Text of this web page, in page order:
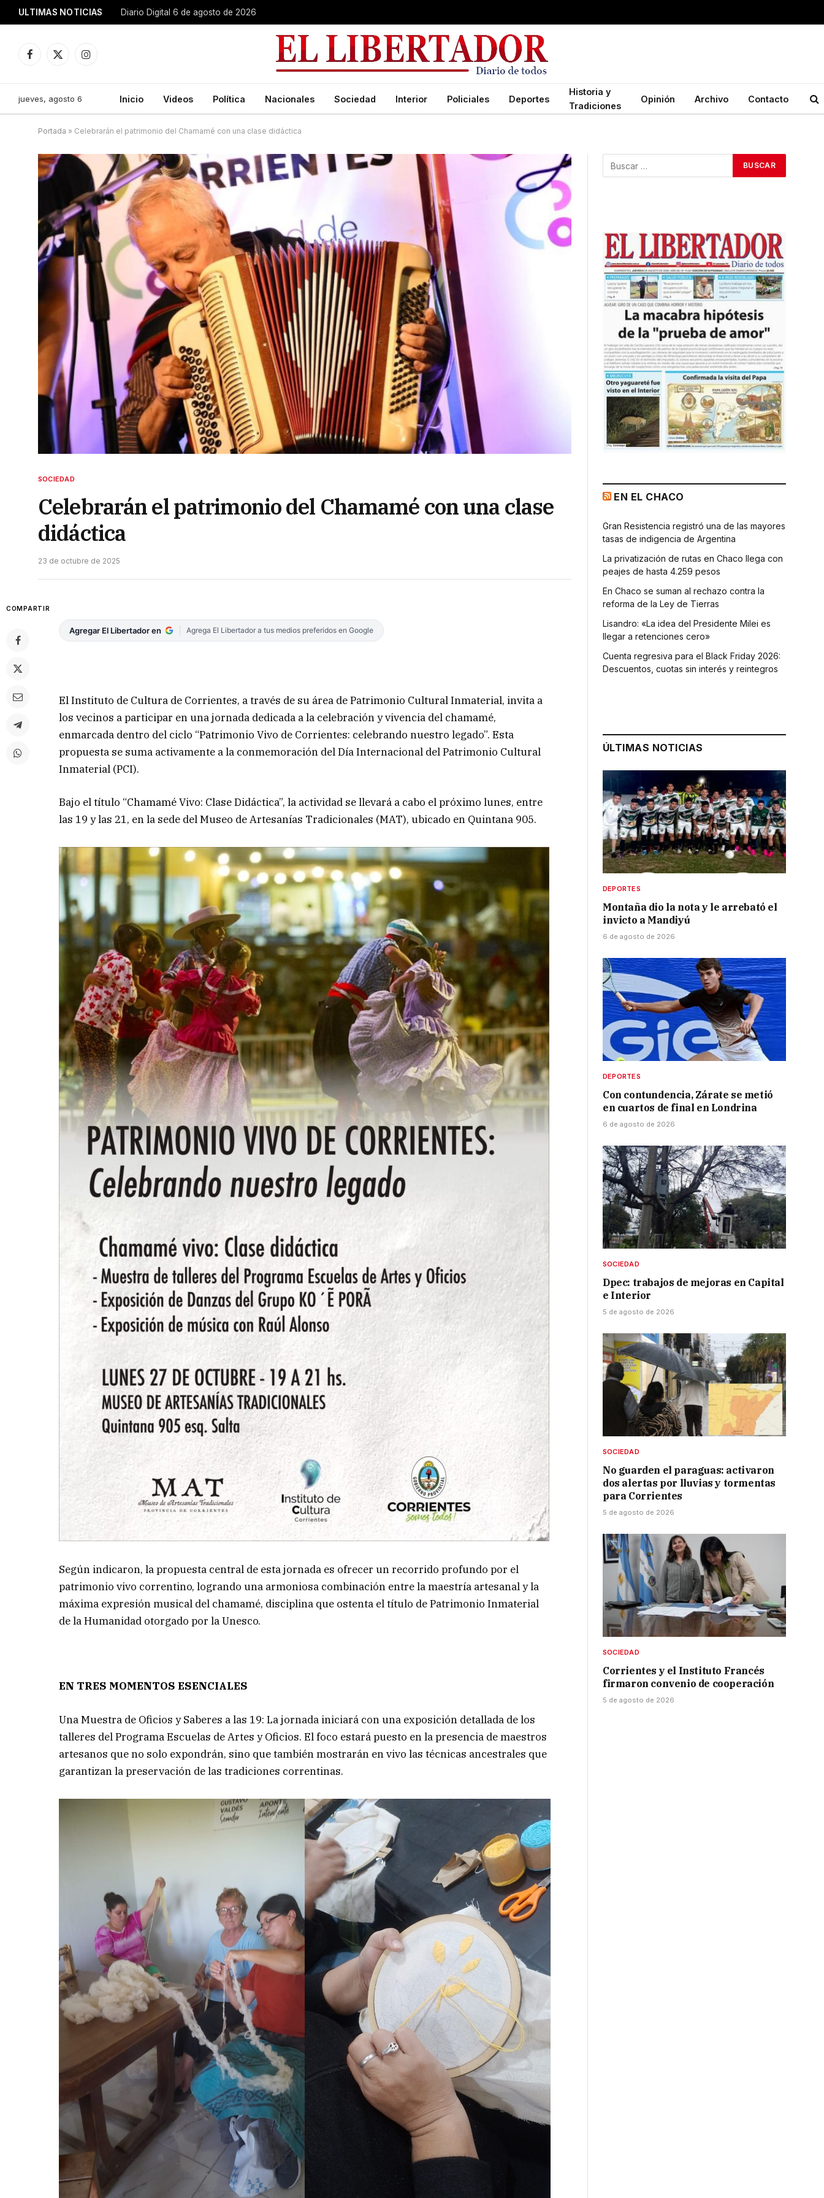
ULTIMAS NOTICIAS Diario Digital 6 de agosto de 2026
Facebook
X
Instagram
jueves, agosto 6 Inicio Videos Política Nacionales Sociedad Interior Policiales Deportes
Historia y
Tradiciones
Opinión Archivo Contacto
Portada » Celebrarán el patrimonio del Chamamé con una clase didáctica
SOCIEDAD
Celebrarán el patrimonio del Chamamé con una clase
didáctica
23 de octubre de 2025
COMPARTIR
Agregar El Libertador en Agrega El Libertador a tus medios preferidos en Google
El Instituto de Cultura de Corrientes, a través de su área de Patrimonio Cultural Inmaterial, invita a
los vecinos a participar en una jornada dedicada a la celebración y vivencia del chamamé,
enmarcada dentro del ciclo “Patrimonio Vivo de Corrientes: celebrando nuestro legado”. Esta
propuesta se suma activamente a la conmemoración del Día Internacional del Patrimonio Cultural
Inmaterial (PCI).
Bajo el título “Chamamé Vivo: Clase Didáctica”, la actividad se llevará a cabo el próximo lunes, entre
las 19 y las 21, en la sede del Museo de Artesanías Tradicionales (MAT), ubicado en Quintana 905.
Según indicaron, la propuesta central de esta jornada es ofrecer un recorrido profundo por el
patrimonio vivo correntino, logrando una armoniosa combinación entre la maestría artesanal y la
máxima expresión musical del chamamé, disciplina que ostenta el título de Patrimonio Inmaterial
de la Humanidad otorgado por la Unesco.
EN TRES MOMENTOS ESENCIALES
Una Muestra de Oficios y Saberes a las 19: La jornada iniciará con una exposición detallada de los
talleres del Programa Escuelas de Artes y Oficios. El foco estará puesto en la presencia de maestros
artesanos que no solo expondrán, sino que también mostrarán en vivo las técnicas ancestrales que
garantizan la preservación de las tradiciones correntinas.
EN EL CHACO
Gran Resistencia registró una de las mayores
tasas de indigencia de Argentina
La privatización de rutas en Chaco llega con
peajes de hasta 4.259 pesos
En Chaco se suman al rechazo contra la
reforma de la Ley de Tierras
Lisandro: «La idea del Presidente Milei es
llegar a retenciones cero»
Cuenta regresiva para el Black Friday 2026:
Descuentos, cuotas sin interés y reintegros
ÚLTIMAS NOTICIAS
DEPORTES
Montaña dio la nota y le arrebató el
invicto a Mandiyú
6 de agosto de 2026
DEPORTES
Con contundencia, Zárate se metió
en cuartos de final en Londrina
6 de agosto de 2026
SOCIEDAD
Dpec: trabajos de mejoras en Capital
e Interior
5 de agosto de 2026
SOCIEDAD
No guarden el paraguas: activaron
dos alertas por lluvias y tormentas
para Corrientes
5 de agosto de 2026
SOCIEDAD
Corrientes y el Instituto Francés
firmaron convenio de cooperación
5 de agosto de 2026